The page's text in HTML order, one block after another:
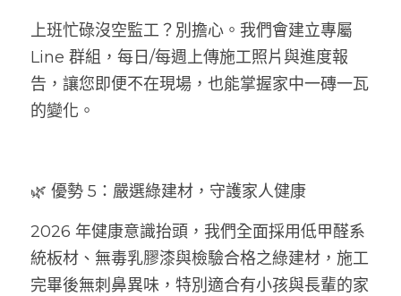
上班忙碌沒空監工？別擔心。我們會建立專屬
Line 群組，每日/每週上傳施工照片與進度報
告，讓您即便不在現場，也能掌握家中一磚一瓦
的變化。
🌿 優勢 5：嚴選綠建材，守護家人健康
2026 年健康意識抬頭，我們全面採用低甲醛系
統板材、無毒乳膠漆與檢驗合格之綠建材，施工
完畢後無刺鼻異味，特別適合有小孩與長輩的家